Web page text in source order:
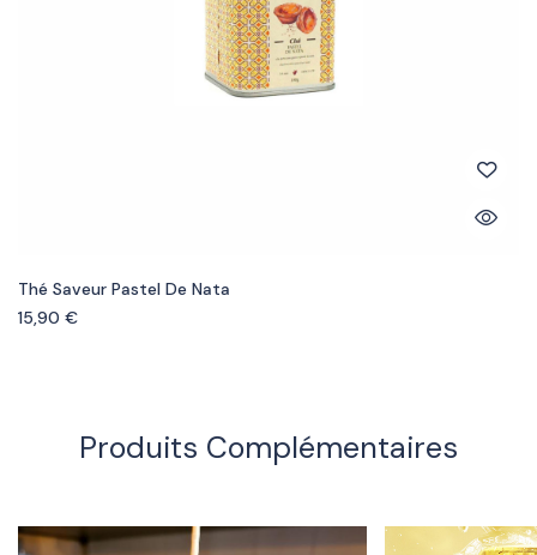
Thé Saveur Pastel De Nata
15,90 €
Produits Complémentaires